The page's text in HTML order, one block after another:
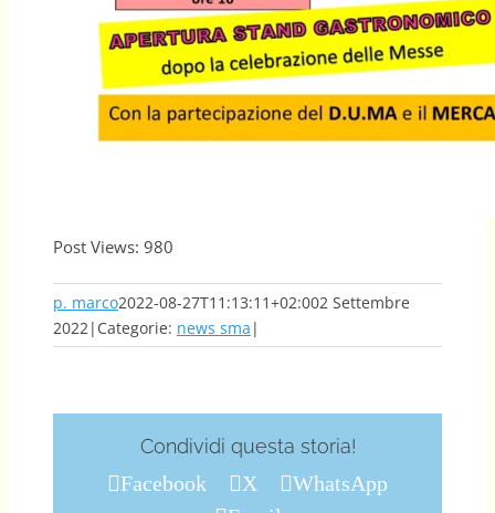
Post Views: 980
p. marco2022-08-27T11:13:11+02:002 Settembre
2022| Categorie: news sma |
Condividi questa storia!
Facebook X
WhatsApp